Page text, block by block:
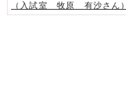
（入試室 牧原 有沙さん）